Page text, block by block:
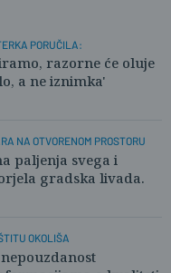
PORUČILA:
razorne će oluje
a ne iznimka'
NA OTVORENOM PROSTORU
paljenja svega i
gradska livada.
OKOLIŠA